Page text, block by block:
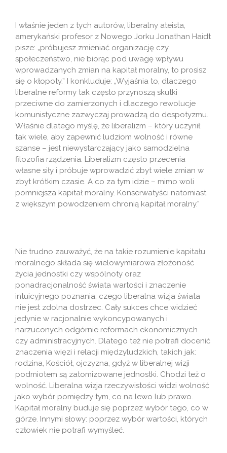
I właśnie jeden z tych autorów, liberalny ateista,
amerykański profesor z Nowego Jorku Jonathan Haidt
pisze: „próbujesz zmieniać organizację czy
społeczeństwo, nie biorąc pod uwagę wpływu
wprowadzanych zmian na kapitał moralny, to prosisz
się o kłopoty.” I konkluduje: „Wyjaśnia to, dlaczego
liberalne reformy tak często przynoszą skutki
przeciwne do zamierzonych i dlaczego rewolucje
komunistyczne zazwyczaj prowadzą do despotyzmu.
Właśnie dlatego myślę, że liberalizm – który uczynił
tak wiele, aby zapewnić ludziom wolność i równe
szanse – jest niewystarczający jako samodzielna
filozofia rządzenia. Liberalizm często przecenia
własne siły i próbuje wprowadzić zbyt wiele zmian w
zbyt krótkim czasie. A co za tym idzie – mimo woli
pomniejsza kapitał moralny. Konserwatyści natomiast
z większym powodzeniem chronią kapitał moralny.”
Nie trudno zauważyć, że na takie rozumienie kapitału
moralnego składa się wielowymiarowa złożoność
życia jednostki czy wspólnoty oraz
ponadracjonalność świata wartości i znaczenie
intuicyjnego poznania, czego liberalna wizja świata
nie jest zdolna dostrzec. Cały sukces chce widzieć
jedynie w racjonalnie wykoncypowanych i
narzuconych odgórnie reformach ekonomicznych
czy administracyjnych. Dlatego też nie potrafi docenić
znaczenia więzi i relacji międzyludzkich, takich jak:
rodzina, Kościół, ojczyzna, gdyż w liberalnej wizji
podmiotem są zatomizowane jednostki. Chodzi też o
wolność. Liberalna wizja rzeczywistości widzi wolność
jako wybór pomiędzy tym, co na lewo lub prawo.
Kapitał moralny buduje się poprzez wybór tego, co w
górze. Innymi słowy: poprzez wybór wartości, których
człowiek nie potrafi wymyśleć.